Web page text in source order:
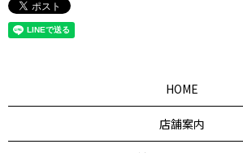
HOME
店舗案内